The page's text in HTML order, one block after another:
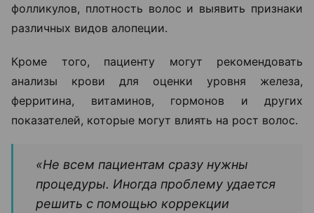
фолликулов, плотность волос и выявить признаки
различных видов алопеции.
Кроме того, пациенту могут рекомендовать
анализы крови для оценки уровня железа,
ферритина, витаминов, гормонов и других
показателей, которые могут влиять на рост волос.
«Не всем пациентам сразу нужны
процедуры. Иногда проблему удается
решить с помощью коррекции